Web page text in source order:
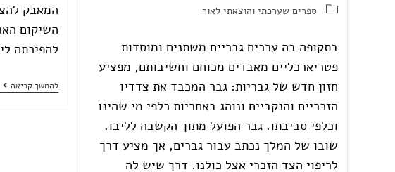
ספרים שערכתי והוצאתי לאור
בתקופה בה ערכים גבריים משתנים ומוסדות
פטריארכליים מאבדים מכוחם וחשיבותם, מפציע
חזון חדש של גבריות: גבר המכבד את צדדיו
הזכריים והנקביים ונוהג באחריות כלפי מי שהינו
וכלפי סביבתו. גבר הפועל מתוך הקשבה לליבו.
שובו של המלך נכתב עבור גברים, אך מציע דרך
לריפוי הצד הזכרי אצל כולנו. דרך שיש לה
המאבק
השיקום
להפיכתה
להמשך קריאה